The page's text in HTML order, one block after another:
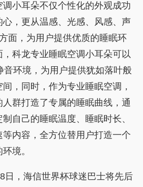
小耳朵不仅个性化的外观成功
，更从温感、光感、风感、声
面，为用户提供优质的睡眠环
科龙专业睡眠空调小耳朵可以
音环境，为用户提供犹如落叶般
，同时，作为专业睡眠空调，
群打造了专属的睡眠曲线，通
自己的睡眠温度、睡眠时长、
内容，全方位替用户打造一个
境。
日，海信世界杯球迷巴士将先后